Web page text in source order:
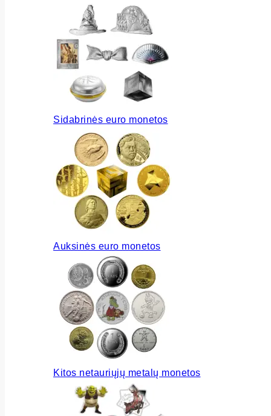
Sidabrinės euro monetos
Auksinės euro monetos
Kitos netauriųjų metalų monetos